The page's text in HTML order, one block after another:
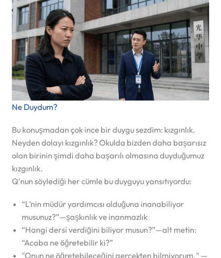
Ne Duydum?
Bu konuşmadan çok ince bir duygu sezdim: kızgınlık.
Neyden dolayı kızgınlık? Okulda bizden daha başarısız
olan birinin şimdi daha başarılı olmasına duyduğumuz
kızgınlık.
Q'nun söylediği her cümle bu duyguyu yansıtıyordu:
“L’nin müdür yardımcısı olduğuna inanabiliyor
musunuz?”—şaşkınlık ve inanmazlık
“Hangi dersi verdiğini biliyor musun?”—alt metin:
“Acaba ne öğretebilir ki?”
"Onun ne öğretebileceğini gerçekten bilmiyorum." —